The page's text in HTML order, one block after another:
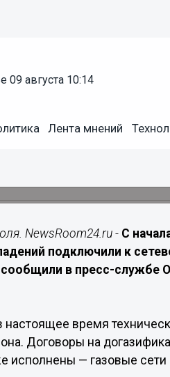
09 августа 10:14
Лента мнений
домов
NewsRoom24.ru - С
подключили к
в пресс-службе
время
Договоры на
исполнены — газовые